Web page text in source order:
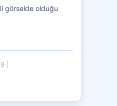
görselde olduğu